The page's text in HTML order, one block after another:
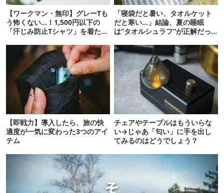
【ワークマン・無印】グレーTも
う怖くない…！1,500円以下の
「汗じみ防止Tシャツ」を着たら
「寝袋だと暑い、タオルケット
だと寒い…」結論、夏の睡眠
は“タオルシュラフ”が正解だっ
【即戦力】導入したら、旅の快
適度が一気に変わった3つのアイ
テム
チェアやテーブルはもういらな
い→じゃあ「匂い」に手を出し
てみるのはどうでしょう？